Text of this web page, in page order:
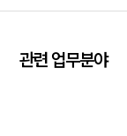
관련 업무분야